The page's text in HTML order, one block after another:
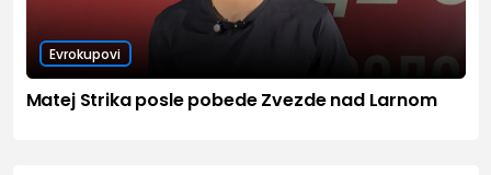
Evrokupovi
Matej Strika posle pobede Zvezde nad Larnom